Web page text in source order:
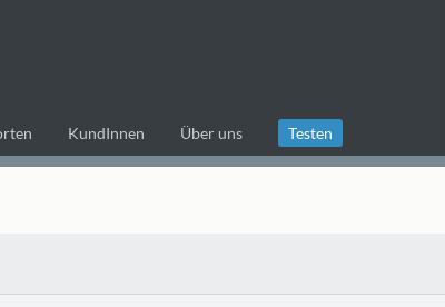
KundInnen Über uns Testen